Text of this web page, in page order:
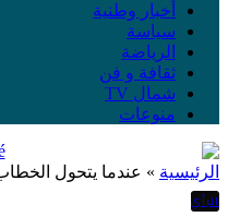
أخبار وطنية
سياسة
الرياضة
ثقافة و فن
شمال TV
منوعات
الرئيسية » عندما يتحول
الرأي